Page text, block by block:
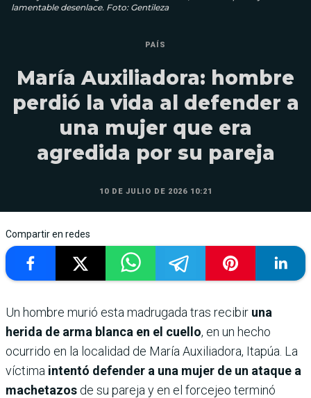
lamentable desenlace. Foto: Gentileza
PAÍS
María Auxiliadora: hombre
perdió la vida al defender a
una mujer que era
agredida por su pareja
10 DE JULIO DE 2026 10:21
Compartir en redes
Un hombre murió esta madrugada tras recibir una
herida de arma blanca en el cuello, en un hecho
ocurrido en la localidad de María Auxiliadora, Itapúa. La
víctima intentó defender a una mujer de un ataque a
machetazos de su pareja y en el forcejeo terminó